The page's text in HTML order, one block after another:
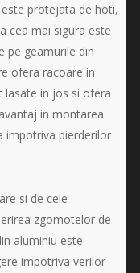
protejata de hoti,
cea mai sigura este
pe geamurile din
ofera racoare in
lasate in jos si ofera
in montarea
impotriva pierderilor
si de cele
zgomotelor de
aluminiu este
impotriva verilor